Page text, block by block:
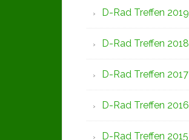
D-Rad Treffen 2019
D-Rad Treffen 2018
D-Rad Treffen 2017
D-Rad Treffen 2016
D-Rad Treffen 2015